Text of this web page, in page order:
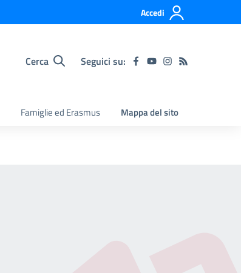
Accedi
Cerca Seguici su:
Famiglie ed Erasmus Mappa del sito